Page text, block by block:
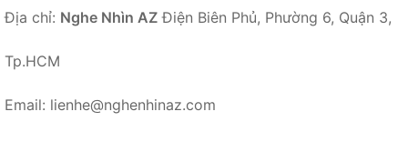
Địa chỉ: Nghe Nhìn AZ Điện Biên Phủ, Phường 6, Quận 3,
Tp.HCM
Email: lienhe@nghenhinaz.com